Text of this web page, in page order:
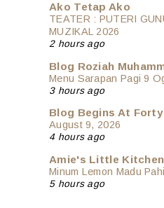
Ako Tetap Ako
TEATER : PUTERI
MUZIKAL 2026
2 hours ago
Blog Roziah
Menu Sarapan Pagi 9
3 hours ago
Blog Begins At Forty
August 9, 2026
4 hours ago
Amie's Little Kitchen
Minum Lemon Madu
5 hours ago